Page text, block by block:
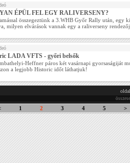
ÉPÜL FEL EGY RALIVERSENY?
összegeztünk a 3.WHB Győr Rally után, egy
milyen elvárások vannak egy a raliverseny
LADA VFTS - győri belsők
Heffner páros két vasárnapi gyorsaságiját
a legjobb Historic időt láthatjuk!
1 2 3 4 5 >